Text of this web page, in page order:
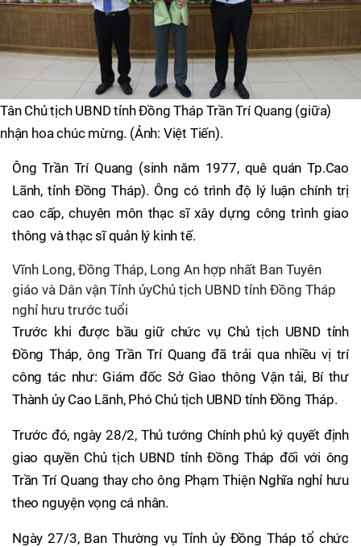
Tân Chủ tịch UBND tỉnh Đồng Tháp Trần Trí Quang (giữa)
nhận hoa chúc mừng. (Ảnh: Việt Tiến).
Ông Trần Trí Quang (sinh năm 1977, quê quán Tp.Cao
Lãnh, tỉnh Đồng Tháp). Ông có trình độ lý luận chính trị
cao cấp, chuyên môn thạc sĩ xây dựng công trình giao
thông và thạc sĩ quản lý kinh tế.
Vĩnh Long, Đồng Tháp, Long An hợp nhất Ban Tuyên
giáo và Dân vận Tỉnh ủyChủ tịch UBND tỉnh Đồng Tháp
nghỉ hưu trước tuổi
Trước khi được bầu giữ chức vụ Chủ tịch UBND tỉnh
Đồng Tháp, ông Trần Trí Quang đã trải qua nhiều vị trí
công tác như: Giám đốc Sở Giao thông Vận tải, Bí thư
Thành ủy Cao Lãnh, Phó Chủ tịch UBND tỉnh Đồng Tháp.
Trước đó, ngày 28/2, Thủ tướng Chính phủ ký quyết định
giao quyền Chủ tịch UBND tỉnh Đồng Tháp đối với ông
Trần Trí Quang thay cho ông Phạm Thiện Nghĩa nghỉ hưu
theo nguyện vọng cá nhân.
Ngày 27/3, Ban Thường vụ Tỉnh ủy Đồng Tháp tổ chức